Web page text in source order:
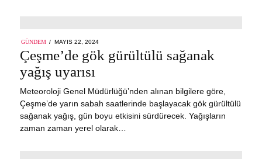
GÜNDEM
POSTED
MAYIS 22, 2024
Çeşme’de gök gürültülü sağanak
yağış uyarısı
Meteoroloji Genel Müdürlüğü’nden alınan bilgilere göre,
Çeşme’de yarın sabah saatlerinde başlayacak gök gürültülü
sağanak yağış, gün boyu etkisini sürdürecek. Yağışların
zaman zaman yerel olarak…